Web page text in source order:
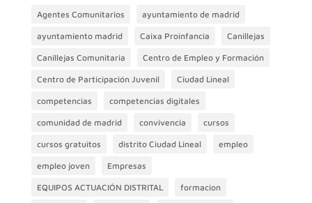
Agentes Comunitarios ayuntamiento de madrid
ayuntamiento madrid Caixa Proinfancia Canillejas
Canillejas Comunitaria Centro de Empleo y Formación
Centro de Participación Juvenil Ciudad Lineal
competencias competencias digitales
comunidad de madrid convivencia cursos
cursos gratuitos distrito Ciudad Lineal empleo
empleo joven Empresas
EQUIPOS ACTUACIÓN DISTRITAL formacion